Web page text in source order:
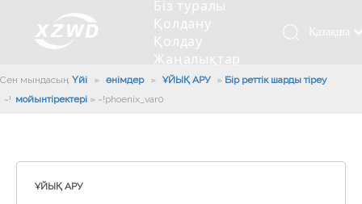
Кесетін төсеу
Біз туралы
Компания туралы мәлімет
Қолдану
Инженерлік машиналар
Қолдау
Мойынтіректерді орнату
Жаңалықтар
Ұзындығы сақина
Бізбен
хабарласыңыз
Қазақша
Türk dili
Сен мындасың: Үйі » өнімдер » ҰЙЫҚ АРУ » Бір реттік шарды тіреу
мойынтіректері » ~!phoenix_var0!~
ҰЙЫҚ АРУ